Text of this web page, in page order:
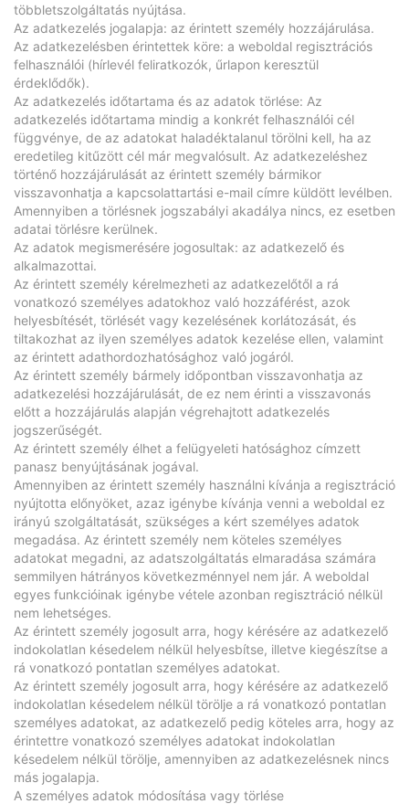
többletszolgáltatás nyújtása.
Az adatkezelés jogalapja: az érintett személy hozzájárulása.
Az adatkezelésben érintettek köre: a weboldal regisztrációs
felhasználói (hírlevél feliratkozók, űrlapon keresztül
érdeklődők).
Az adatkezelés időtartama és az adatok törlése: Az
adatkezelés időtartama mindig a konkrét felhasználói cél
függvénye, de az adatokat haladéktalanul törölni kell, ha az
eredetileg kitűzött cél már megvalósult. Az adatkezeléshez
történő hozzájárulását az érintett személy bármikor
visszavonhatja a kapcsolattartási e-mail címre küldött levélben.
Amennyiben a törlésnek jogszabályi akadálya nincs, ez esetben
adatai törlésre kerülnek.
Az adatok megismerésére jogosultak: az adatkezelő és
alkalmazottai.
Az érintett személy kérelmezheti az adatkezelőtől a rá
vonatkozó személyes adatokhoz való hozzáférést, azok
helyesbítését, törlését vagy kezelésének korlátozását, és
tiltakozhat az ilyen személyes adatok kezelése ellen, valamint
az érintett adathordozhatósághoz való jogáról.
Az érintett személy bármely időpontban visszavonhatja az
adatkezelési hozzájárulását, de ez nem érinti a visszavonás
előtt a hozzájárulás alapján végrehajtott adatkezelés
jogszerűségét.
Az érintett személy élhet a felügyeleti hatósághoz címzett
panasz benyújtásának jogával.
Amennyiben az érintett személy használni kívánja a regisztráció
nyújtotta előnyöket, azaz igénybe kívánja venni a weboldal ez
irányú szolgáltatását, szükséges a kért személyes adatok
megadása. Az érintett személy nem köteles személyes
adatokat megadni, az adatszolgáltatás elmaradása számára
semmilyen hátrányos következménnyel nem jár. A weboldal
egyes funkcióinak igénybe vétele azonban regisztráció nélkül
nem lehetséges.
Az érintett személy jogosult arra, hogy kérésére az adatkezelő
indokolatlan késedelem nélkül helyesbítse, illetve kiegészítse a
rá vonatkozó pontatlan személyes adatokat.
Az érintett személy jogosult arra, hogy kérésére az adatkezelő
indokolatlan késedelem nélkül törölje a rá vonatkozó pontatlan
személyes adatokat, az adatkezelő pedig köteles arra, hogy az
érintettre vonatkozó személyes adatokat indokolatlan
késedelem nélkül törölje, amennyiben az adatkezelésnek nincs
más jogalapja.
A személyes adatok módosítása vagy törlése